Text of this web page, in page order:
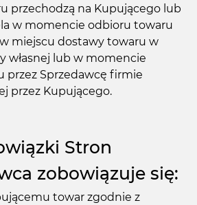
przechodzą na Kupującego lub
w momencie odbioru towaru
miejscu dostawy towaru w
własnej lub w momencie
przez Sprzedawcę firmie
przez Kupującego.
Stron
zobowiązuje się:
towar zgodnie z